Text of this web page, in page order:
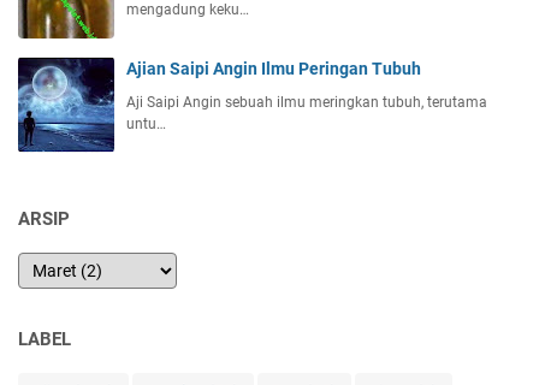
mengadung keku…
Ajian Saipi Angin Ilmu Peringan Tubuh
Aji Saipi Angin sebuah ilmu meringkan tubuh, terutama
untu…
ARSIP
LABEL